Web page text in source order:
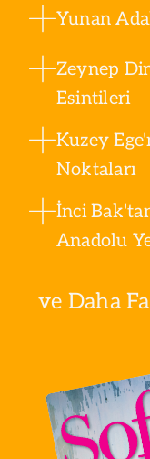
Yunan
Zeynep
Esintileri
Kuzey
Noktaları
İnci
Anadolu
ve Daha